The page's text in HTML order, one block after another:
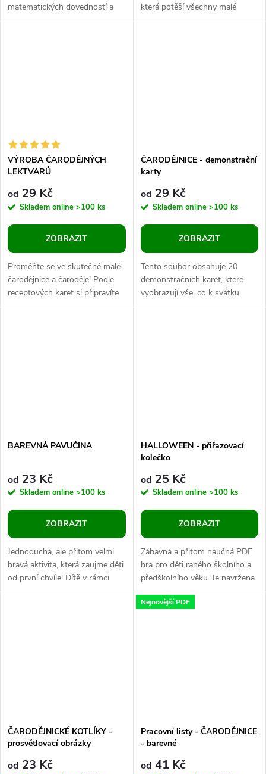
matematických dovedností a
počítání do 10. Aktivita je
která potěší všechny malé
fanoušky strašidelné zábavy!
VÝROBA ČARODĚJNÝCH
LEKTVARŮ
od 29 Kč
Skladem online >100 ks
ZOBRAZIT
Proměňte se ve skutečné malé
čarodějnice a čaroděje! Podle
receptových karet si připravíte
kouzelné lektvary z magických
ČARODĚJNICE - demonstrační
karty
od 29 Kč
Skladem online >100 ks
ZOBRAZIT
Tento soubor obsahuje 20
demonstračních karet, které
vyobrazují vše, co k svátku
čarodějnic a postavě
BAREVNÁ PAVUČINA
od 23 Kč
Skladem online >100 ks
ZOBRAZIT
Jednoduchá, ale přitom velmi
hravá aktivita, která zaujme děti
od první chvíle! Dítě v rámci
aktivity trénuje prostorovou
HALLOWEEN - přiřazovací
kolečko
od 25 Kč
Skladem online >100 ks
ZOBRAZIT
Zábavná a přitom naučná PDF
hra pro děti raného školního a
předškolního věku. Je navržena
tak, aby podporovala rozvoj
jemné motoriky, postřehu,...
ČARODĚJNICKÉ KOTLÍKY -
prosvětlovací obrázky
od 23 Kč
Nejnovější PDF
Pracovní listy - ČARODĚJNICE
- barevné
od 41 Kč